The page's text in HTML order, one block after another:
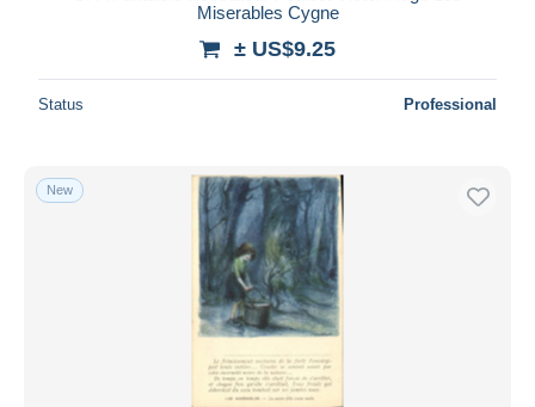
Miserables Cygne
± US$9.25
Status Professional
New